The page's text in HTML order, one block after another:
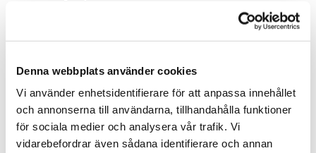
Denna webbplats använder cookies
Vi använder enhetsidentifierare för att anpassa innehållet
och annonserna till användarna, tillhandahålla funktioner
för sociala medier och analysera vår trafik. Vi
vidarebefordrar även sådana identifierare och annan
Skal (ca 55%): socker, helMJÖLKspulver (MJÖLK), kakaomassa,
kakaosmör, vasslepulver (MJÖLK), emulgeringsmedel
(SOJAlecitin), naturlig vaniljsmak. Fyllning (ca 45%): socker,
palmolja och rapsolja i varierade proportioner), HASSELNÖTTER
(8%), vasslepulver (MJÖLK), skummat kakaopulver, LAKTOS,
skummat MJÖLKpulver, emulgeringsmedel (SOJAlecitin), naturlig
vaniljsmak. Kan innehålla spår av andra NÖTTER och GLUTEN.